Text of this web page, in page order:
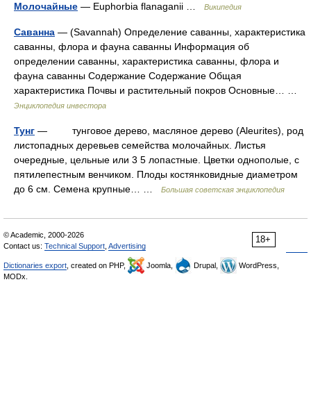
Молочайные — Euphorbia flanaganii … Википедия
Саванна — (Savannah) Определение саванны, характеристика
саванны, флора и фауна саванны Информация об
определении саванны, характеристика саванны, флора и
фауна саванны Содержание Содержание Общая
характеристика Почвы и растительный покров Основные… …
Энциклопедия инвестора
Тунг — тунговое дерево, масляное дерево (Aleurites), род
листопадных деревьев семейства молочайных. Листья
очередные, цельные или 3 5 лопастные. Цветки однополые, с
пятилепестным венчиком. Плоды костянковидные диаметром
до 6 см. Семена крупные… …
Большая советская энциклопедия
18+
© Academic, 2000-2026
Contact us: Technical Support Advertising
Dictionaries export , created on PHP, Joomla, Drupal,
WordPress,
MODx.